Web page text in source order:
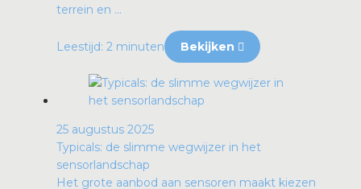
terrein en ...
Leestijd: 2 minuten Bekijken
25 augustus 2025
Typicals: de slimme wegwijzer in het
sensorlandschap
Het grote aanbod aan sensoren maakt kiezen